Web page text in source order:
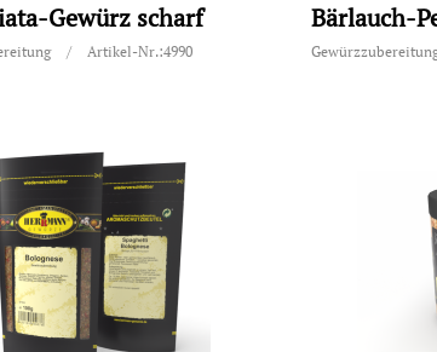
Gewürz scharf
/ Artikel-Nr.:4990
Bärlauch-